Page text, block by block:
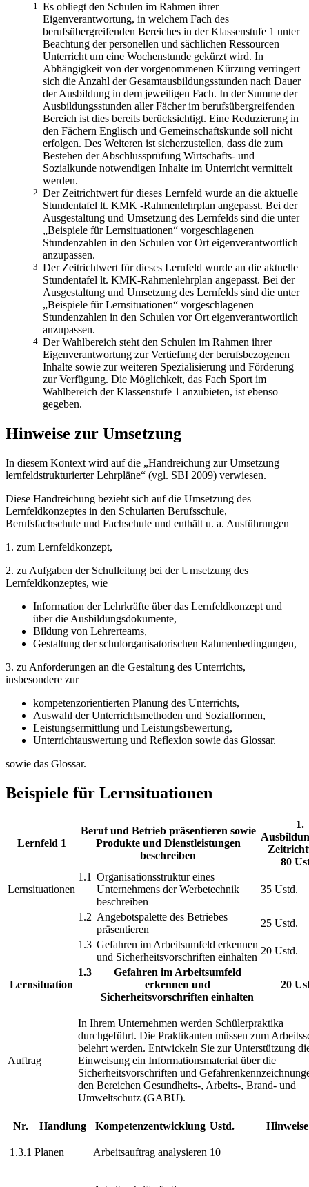
1 Es obliegt den Schulen im Rahmen ihrer
Eigenverantwortung, in welchem Fach des
berufsübergreifenden Bereiches in der Klassenstufe 1 unter
Beachtung der personellen und sächlichen Ressourcen
Unterricht um eine Wochenstunde gekürzt wird. In
Abhängigkeit von der vorgenommenen Kürzung verringert
sich die Anzahl der Gesamtausbildungsstunden nach Dauer
der Ausbildung in dem jeweiligen Fach. In der Summe der
Ausbildungsstunden aller Fächer im berufsübergreifenden
Bereich ist dies bereits berücksichtigt. Eine Reduzierung in
den Fächern Englisch und Gemeinschaftskunde soll nicht
erfolgen. Des Weiteren ist sicherzustellen, dass die zum
Bestehen der Abschlussprüfung Wirtschafts- und
Sozialkunde notwendigen Inhalte im Unterricht vermittelt
werden.
2 Der Zeitrichtwert für dieses Lernfeld wurde an die aktuelle
Stundentafel lt. KMK -Rahmenlehrplan angepasst. Bei der
Ausgestaltung und Umsetzung des Lernfelds sind die unter
„Beispiele für Lernsituationen“ vorgeschlagenen
Stundenzahlen in den Schulen vor Ort eigenverantwortlich
anzupassen.
3 Der Zeitrichtwert für dieses Lernfeld wurde an die aktuelle
Stundentafel lt. KMK-Rahmenlehrplan angepasst. Bei der
Ausgestaltung und Umsetzung des Lernfelds sind die unter
„Beispiele für Lernsituationen“ vorgeschlagenen
Stundenzahlen in den Schulen vor Ort eigenverantwortlich
anzupassen.
4 Der Wahlbereich steht den Schulen im Rahmen ihrer
Eigenverantwortung zur Vertiefung der berufsbezogenen
Inhalte sowie zur weiteren Spezialisierung und Förderung
zur Verfügung. Die Möglichkeit, das Fach Sport im
Wahlbereich der Klassenstufe 1 anzubieten, ist ebenso
gegeben.
Hinweise zur Umsetzung
In diesem Kontext wird auf die „Handreichung zur Umsetzung
lernfeldstrukturierter Lehrpläne“ (vgl. SBI 2009) verwiesen.
Diese Handreichung bezieht sich auf die Umsetzung des
Lernfeldkonzeptes in den Schularten Berufsschule,
Berufsfachschule und Fachschule und enthält u. a. Ausführungen
1. zum Lernfeldkonzept,
2. zu Aufgaben der Schulleitung bei der Umsetzung des
Lernfeldkonzeptes, wie
Information der Lehrkräfte über das Lernfeldkonzept und
über die Ausbildungsdokumente,
Bildung von Lehrerteams,
Gestaltung der schulorganisatorischen Rahmenbedingungen,
3. zu Anforderungen an die Gestaltung des Unterrichts,
insbesondere zur
kompetenzorientierten Planung des Unterrichts,
Auswahl der Unterrichtsmethoden und Sozialformen,
Leistungsermittlung und Leistungsbewertung,
Unterrichtauswertung und Reflexion sowie das Glossar.
sowie das Glossar.
Beispiele für Lernsituationen
Lernfeld 1
Beruf und Betrieb präsentieren sowie
Produkte und Dienstleistungen
beschreiben
1.
80
Lernsituationen
1.1 Organisationsstruktur eines
Unternehmens der Werbetechnik
beschreiben
35 Ustd.
1.2 Angebotspalette des Betriebes
präsentieren
25 Ustd.
1.3 Gefahren im Arbeitsumfeld erkennen
und Sicherheitsvorschriften einhalten
20 Ustd.
Lernsituation
1.3
Gefahren im Arbeitsumfeld
erkennen und
Sicherheitsvorschriften einhalten
20
Auftrag
In Ihrem Unternehmen werden Schülerpraktika
durchgeführt. Die Praktikanten müssen zum
belehrt werden. Entwickeln Sie zur Unterstützung
Einweisung ein Informationsmaterial über die
Sicherheitsvorschriften und
den Bereichen Gesundheits-, Arbeits-, Brand- und
Umweltschutz (GABU).
Nr. Handlung Kompetenzentwicklung Ustd. Hinweise
1.3.1 Planen Arbeitsauftrag analysieren 10